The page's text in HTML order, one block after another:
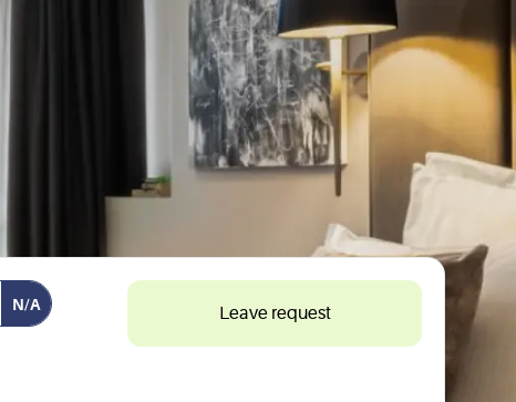
N/A Leave request